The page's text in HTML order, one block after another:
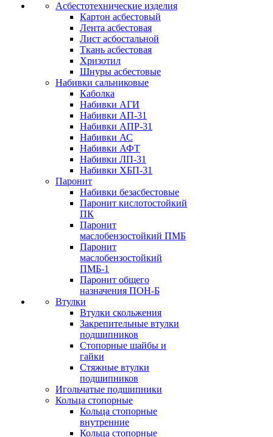
Асбестотехнические изделия
Картон асбестовый
Лента асбестовая
Лист асбостальной
Ткань асбестовая
Хризотил
Шнуры асбестовые
Набивки сальниковые
Каболка
Набивки АГИ
Набивки АП-31
Набивки АПР-31
Набивки АС
Набивки АФТ
Набивки ЛП-31
Набивки ХБП-31
Паронит
Набивки безасбестовые
Паронит кислотостойкий
ПК
Паронит
маслобензостойкий ПМБ
Паронит
маслобензостойкий
ПМБ-1
Паронит общего
назначения ПОН-Б
Втулки
Втулки скольжения
Закрепительные втулки
подшипников
Стопорные шайбы и
гайки
Стяжные втулки
подшипников
Игольчатые подшипники
Кольца стопорные
Кольца стопорные
внутренние
Кольца стопорные